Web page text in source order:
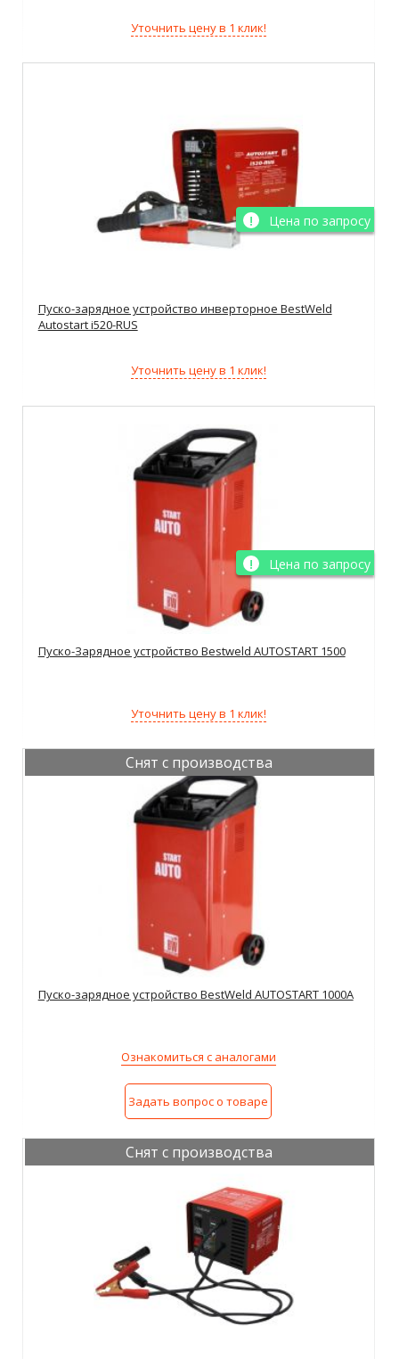
Уточнить цену в 1 клик!
Цена по запросу
Пуско-зарядное устройство инверторное BestWeld
Autostart i520-RUS
Уточнить цену в 1 клик!
Цена по запросу
Пуско-Зарядное устройство Bestweld AUTOSTART 1500
Уточнить цену в 1 клик!
Снят с производства
Пуско-зарядное устройство BestWeld AUTOSTART 1000A
Ознакомиться с аналогами
Задать вопрос о товаре
Снят с производства